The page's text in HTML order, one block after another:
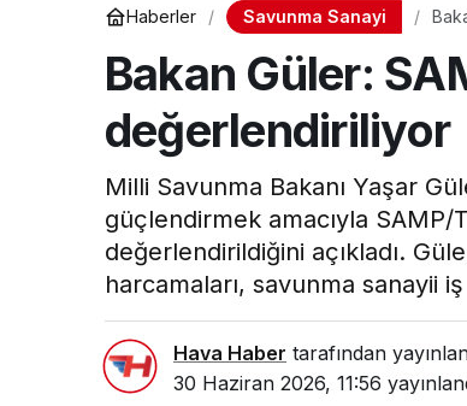
Haberler Savunma Sanayi
Bakan Güler:
değerlendiriliyor
Milli Savunma Bakanı Yaşar
güçlendirmek amacıyla
değerlendirildiğini açıkladı.
harcamaları, savunma sanayii
Hava Haber tarafından
30 Haziran 2026, 11:56